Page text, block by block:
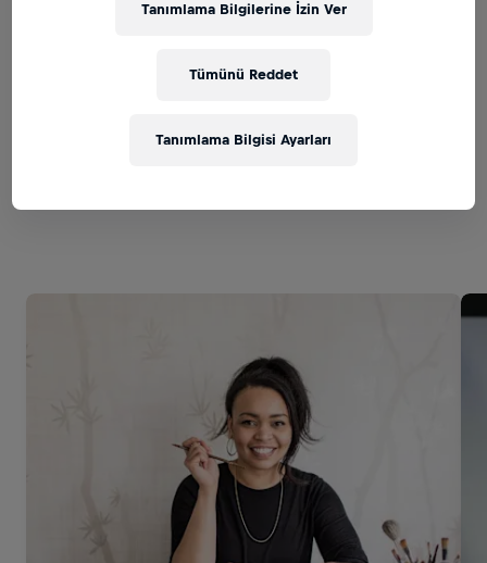
Tümünü Reddet
Tanımlama Bilgilerine İzin Ver
Tanımlama Bilgisi Ayarları